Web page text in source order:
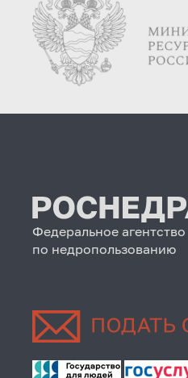
Федеральное агентство
по недропользованию